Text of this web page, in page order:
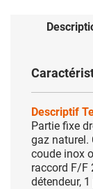
Descriptif
Partie fixe
gaz naturel.
coude inox
raccord F/F
détendeur,